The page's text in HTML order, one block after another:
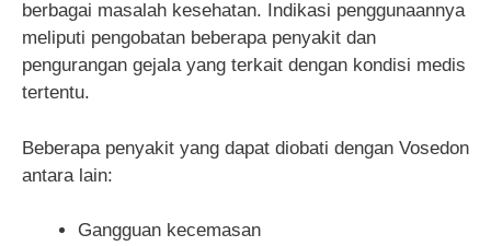
berbagai masalah kesehatan. Indikasi penggunaannya
meliputi pengobatan beberapa penyakit dan
pengurangan gejala yang terkait dengan kondisi medis
tertentu.
Beberapa penyakit yang dapat diobati dengan Vosedon
antara lain:
Gangguan kecemasan